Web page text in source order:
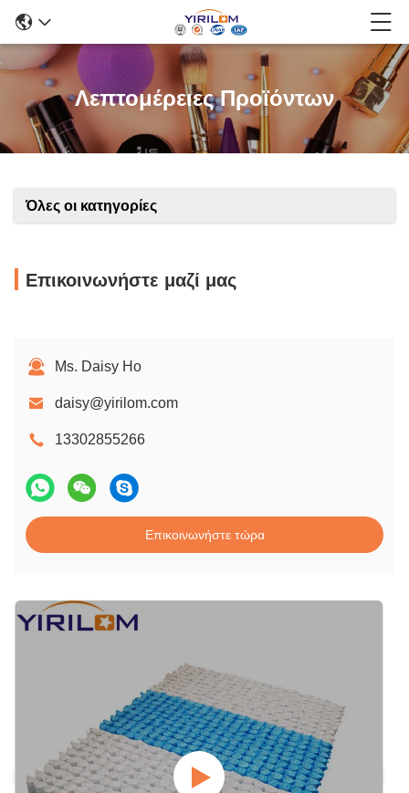
Λεπτομέρειες Προϊόντων
Όλες οι κατηγορίες
Επικοινωνήστε μαζί μας
Ms. Daisy Ho
daisy@yirilom.com
13302855266
Επικοινωνήστε τώρα